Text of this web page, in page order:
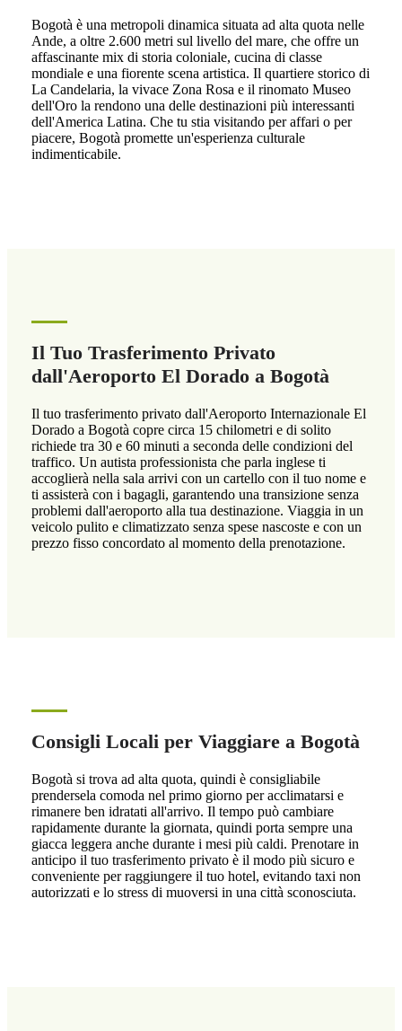
Bogotà è una metropoli dinamica situata ad alta quota nelle
Ande, a oltre 2.600 metri sul livello del mare, che offre un
affascinante mix di storia coloniale, cucina di classe
mondiale e una fiorente scena artistica. Il quartiere storico di
La Candelaria, la vivace Zona Rosa e il rinomato Museo
dell'Oro la rendono una delle destinazioni più interessanti
dell'America Latina. Che tu stia visitando per affari o per
piacere, Bogotà promette un'esperienza culturale
indimenticabile.
Il Tuo Trasferimento Privato
dall'Aeroporto El Dorado a Bogotà
Il tuo trasferimento privato dall'Aeroporto Internazionale El
Dorado a Bogotà copre circa 15 chilometri e di solito
richiede tra 30 e 60 minuti a seconda delle condizioni del
traffico. Un autista professionista che parla inglese ti
accoglierà nella sala arrivi con un cartello con il tuo nome e
ti assisterà con i bagagli, garantendo una transizione senza
problemi dall'aeroporto alla tua destinazione. Viaggia in un
veicolo pulito e climatizzato senza spese nascoste e con un
prezzo fisso concordato al momento della prenotazione.
Consigli Locali per Viaggiare a Bogotà
Bogotà si trova ad alta quota, quindi è consigliabile
prendersela comoda nel primo giorno per acclimatarsi e
rimanere ben idratati all'arrivo. Il tempo può cambiare
rapidamente durante la giornata, quindi porta sempre una
giacca leggera anche durante i mesi più caldi. Prenotare in
anticipo il tuo trasferimento privato è il modo più sicuro e
conveniente per raggiungere il tuo hotel, evitando taxi non
autorizzati e lo stress di muoversi in una città sconosciuta.